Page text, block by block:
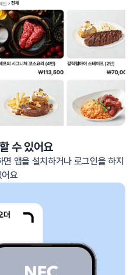
수 있어요
앱을 설치하거나 로그인을 하지
요